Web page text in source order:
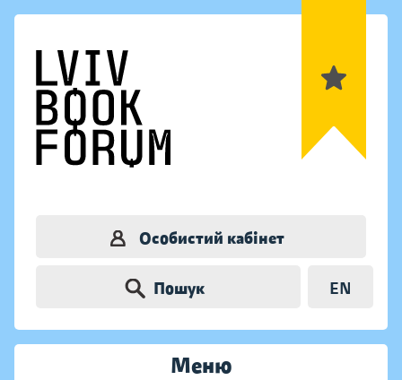
Особистий кабінет
Пошук EN
Меню